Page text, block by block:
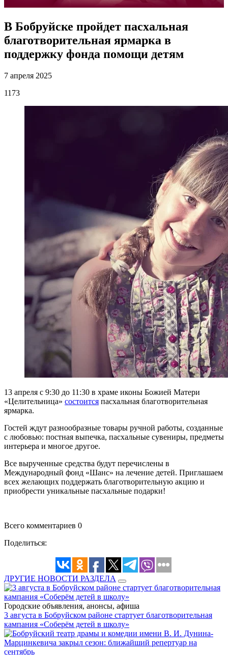
В Бобруйске пройдет пасхальная
благотворительная ярмарка в
поддержку фонда помощи детям
7 апреля 2025
1173
13 апреля с 9:30 до 11:30 в храме иконы Божией Матери
«Целительница» состоится пасхальная благотворительная
ярмарка.
Гостей ждут разнообразные товары ручной работы, созданные
с любовью: постная выпечка, пасхальные сувениры, предметы
интерьера и многое другое.
Все вырученные средства будут перечислены в
Международный фонд «Шанс» на лечение детей. Приглашаем
всех желающих поддержать благотворительную акцию и
приобрести уникальные пасхальные подарки!
Всего комментариев 0
Поделиться:
ДРУГИЕ НОВОСТИ РАЗДЕЛА
Городские объявления, анонсы, афиша
3 августа в Бобруйском районе стартует благотворительная
кампания «Соберём детей в школу»